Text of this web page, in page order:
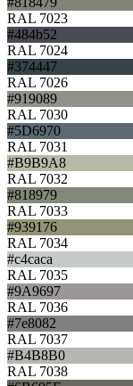
RAL 7023
#484b52
RAL 7024
#374447
RAL 7026
#919089
RAL 7030
#5D6970
RAL 7031
#B9B9A8
RAL 7032
#818979
RAL 7033
#939176
RAL 7034
#c4caca
RAL 7035
#9A9697
RAL 7036
#7e8082
RAL 7037
#B4B8B0
RAL 7038